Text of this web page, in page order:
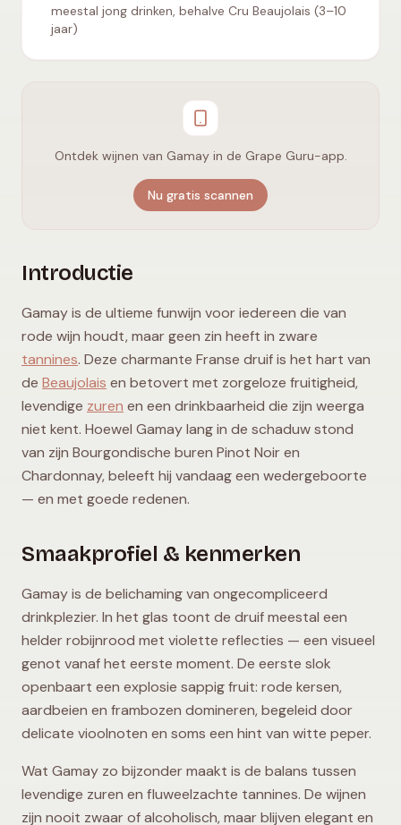
meestal jong drinken, behalve Cru Beaujolais (3–10
jaar)
Ontdek wijnen van Gamay in de Grape Guru-app.
Nu gratis scannen
Introductie
Gamay is de ultieme funwijn voor iedereen die van
rode wijn houdt, maar geen zin heeft in zware
tannines. Deze charmante Franse druif is het hart van
de Beaujolais en betovert met zorgeloze fruitigheid,
levendige zuren en een drinkbaarheid die zijn weerga
niet kent. Hoewel Gamay lang in de schaduw stond
van zijn Bourgondische buren Pinot Noir en
Chardonnay, beleeft hij vandaag een wedergeboorte
— en met goede redenen.
Smaakprofiel & kenmerken
Gamay is de belichaming van ongecompliceerd
drinkplezier. In het glas toont de druif meestal een
helder robijnrood met violette reflecties — een visueel
genot vanaf het eerste moment. De eerste slok
openbaart een explosie sappig fruit: rode kersen,
aardbeien en frambozen domineren, begeleid door
delicate vioolnoten en soms een hint van witte peper.
Wat Gamay zo bijzonder maakt is de balans tussen
levendige zuren en fluweelzachte tannines. De wijnen
zijn nooit zwaar of alcoholisch, maar blijven elegant en